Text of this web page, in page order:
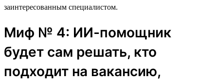
заинтересованным специалистом.
Миф № 4: ИИ-помощник
будет сам решать, кто
подходит на вакансию,